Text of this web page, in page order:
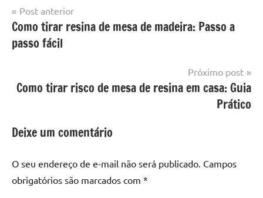
Marcado
com
mesa
Mesa
epoxi
mesa
madeira,
Mesa
Mesa
resinada
Navegação
de
Post
Post anterior
Como tirar resina de mesa de madeira: Passo a
passo fácil
Próximo post
Como tirar risco de mesa de resina em casa: Guia
Prático
Deixe um comentário
O seu endereço de e-mail não será publicado. Campos
obrigatórios são marcados com *